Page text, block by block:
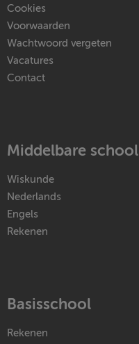
Cookies
Voorwaarden
Wachtwoord vergeten
Vacatures
Contact
Middelbare school
Wiskunde
Nederlands
Engels
Rekenen
Basisschool
Rekenen